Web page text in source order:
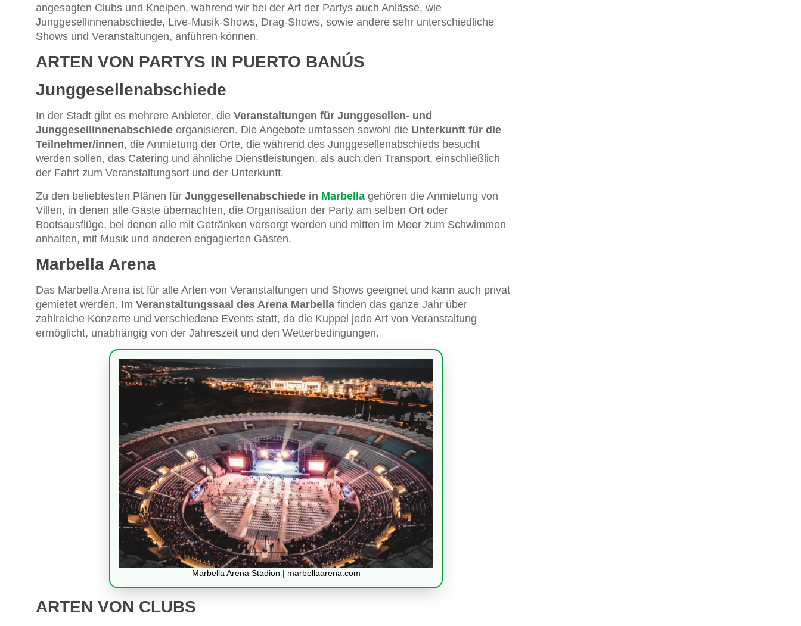
angesagten Clubs und Kneipen, während wir bei der Art der Partys auch Anlässe, wie
Junggesellinnenabschiede, Live-Musik-Shows, Drag-Shows, sowie andere sehr unterschiedliche
Shows und Veranstaltungen, anführen können.
ARTEN VON PARTYS IN PUERTO BANÚS
Junggesellenabschiede
In der Stadt gibt es mehrere Anbieter, die Veranstaltungen für Junggesellen- und
Junggesellinnenabschiede organisieren. Die Angebote umfassen sowohl die Unterkunft für die
Teilnehmer/innen, die Anmietung der Orte, die während des Junggesellenabschieds besucht
werden sollen, das Catering und ähnliche Dienstleistungen, als auch den Transport, einschließlich
der Fahrt zum Veranstaltungsort und der Unterkunft.
Zu den beliebtesten Plänen für Junggesellenabschiede in Marbella gehören die Anmietung von
Villen, in denen alle Gäste übernachten, die Organisation der Party am selben Ort oder
Bootsausflüge, bei denen alle mit Getränken versorgt werden und mitten im Meer zum Schwimmen
anhalten, mit Musik und anderen engagierten Gästen.
Marbella Arena
Das Marbella Arena ist für alle Arten von Veranstaltungen und Shows geeignet und kann auch privat
gemietet werden. Im Veranstaltungssaal des Arena Marbella finden das ganze Jahr über
zahlreiche Konzerte und verschiedene Events statt, da die Kuppel jede Art von Veranstaltung
ermöglicht, unabhängig von der Jahreszeit und den Wetterbedingungen.
Marbella Arena Stadion | marbellaarena.com
ARTEN VON CLUBS